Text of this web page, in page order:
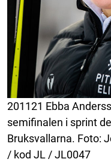
201121 Ebba
semifinalen i sprint
Bruksvallarna. Foto:
/ kod JL / JL0047